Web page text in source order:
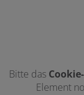
Bitte das
Element